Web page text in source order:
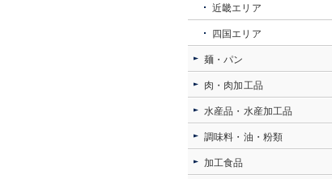
近畿エリア
四国エリア
麺・パン
肉・肉加工品
水産品・水産加工品
調味料・油・粉類
加工食品